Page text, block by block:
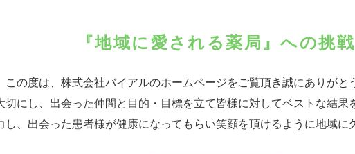
『地域に愛される薬局』への挑戦
この度は、株式会社バイアルのホームページをご覧頂き誠にありがと
にし、出会った仲間と目的・目標を立て皆様に対してベストな結果
し、出会った患者様が健康になってもらい笑顔を頂けるように地域に